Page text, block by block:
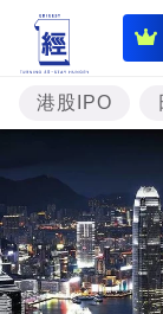
即
題
港股IPO